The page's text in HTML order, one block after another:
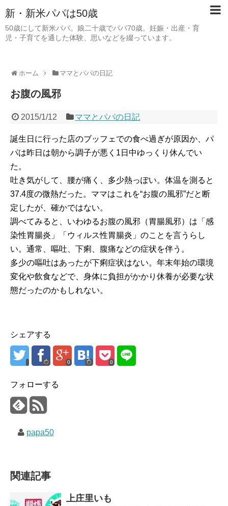
新・新米パパは50歳
50歳にして新米パパ。娘二十歳でパパ70歳。妊娠・出産・育
児・子育てを通した体験、思いなどを綴っています。
ホーム ママとパパの日記
お腹の風邪
2015/1/12 ママとパパの日記
誕生日に行った店のブッフェでの食べ過ぎが原因か、パ
パは昨日は朝から調子が悪く1日中ゆっくり休んでい
た。
吐き気がして、腰が痛く、多少熱っぽい。体温を測ると
37.4度の微熱だった。ママはこれを“お腹の風邪”だと断
定したが、確かではない。
調べてみると、いわゆるお腹の風邪（胃腸風邪）は「感
染性胃腸炎」「ウィルス性胃腸炎」のことを言うらし
い。通常、嘔吐、下痢、腹痛などの症状を伴う。
多少の嘔吐はあったが下痢症状はない。年末年始の環境
変化や飲食などで、身体に負担がかかり休養が必要な状
態だったのかもしれない。
シェアする
0 0
フォローする
papa50
関連記事
上庄里いも